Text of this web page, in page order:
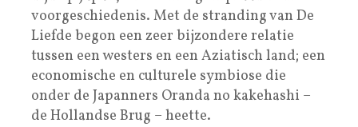
voorgeschiedenis. Met de stranding van De
Liefde begon een zeer bijzondere relatie
tussen een westers en een Aziatisch land; een
economische en culturele symbiose die
onder de Japanners Oranda no kakehashi –
de Hollandse Brug – heette.